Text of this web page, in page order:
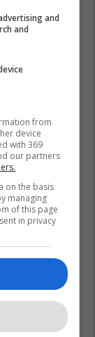
and
and
from
device
with 369
our partners
on the basis
managing
of this page
in privacy